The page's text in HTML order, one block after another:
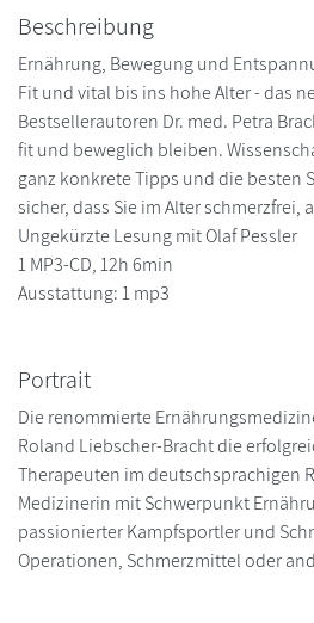
Beschreibung
Ernährung, Bewegung und
Fit und vital bis ins hohe Alter - das
Bestsellerautoren Dr. med. Petra
fit und beweglich bleiben.
ganz konkrete Tipps und die besten
sicher, dass Sie im Alter
Ungekürzte Lesung mit Olaf Pessler
1 MP3-CD, 12h 6min
Ausstattung: 1 mp3
Portrait
Die renommierte
Roland Liebscher-Bracht die
Therapeuten im deutschsprachigen
Medizinerin mit Schwerpunkt
passionierter Kampfsportler und
Operationen, Schmerzmittel oder